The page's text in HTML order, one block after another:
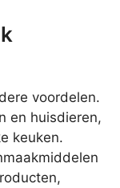
voordelen.
en huisdieren,
keuken.